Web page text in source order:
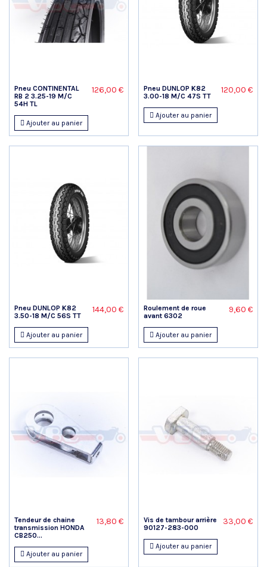
Pneu CONTINENTAL
RB 2 3.25-19 M/C
54H TL
126,00 €
Ajouter au panier
Pneu DUNLOP K82
3.00-18 M/C 47S TT
120,00 €
Ajouter au panier
Pneu DUNLOP K82
3.50-18 M/C 56S TT
144,00 €
Ajouter au panier
Roulement de roue
avant 6302
9,60 €
Ajouter au panier
Tendeur de chaine
transmission HONDA
CB250...
13,80 €
Ajouter au panier
Vis de tambour arrière
90127-283-000
33,00 €
Ajouter au panier